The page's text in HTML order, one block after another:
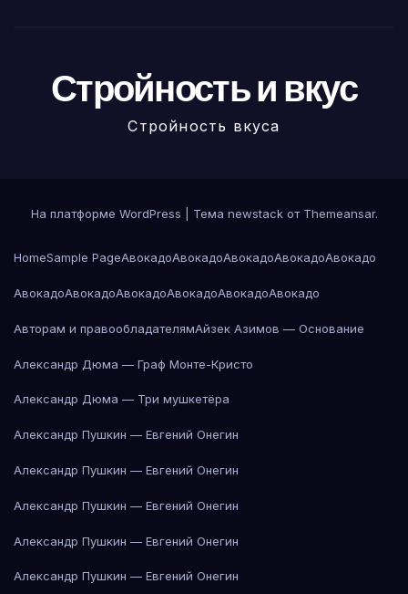
Стройность и вкус
Стройность вкуса
На платформе WordPress Тема newstack от Themeansar.
HomeSample PageАвокадоАвокадоАвокадоАвокадоАвокадо
АвокадоАвокадоАвокадоАвокадоАвокадоАвокадо
Авторам и правообладателямАйзек Азимов — Основание
Александр Дюма — Граф Монте-Кристо
Александр Дюма — Три мушкетёра
Александр Пушкин — Евгений Онегин
Александр Пушкин — Евгений Онегин
Александр Пушкин — Евгений Онегин
Александр Пушкин — Евгений Онегин
Александр Пушкин — Евгений Онегин